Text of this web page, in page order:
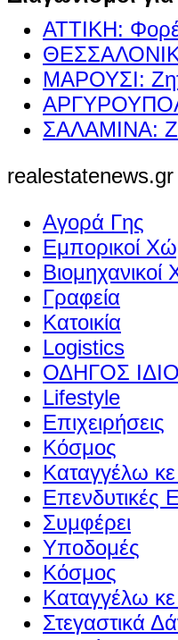
ΑΤΤΙΚΗ:
ΜΑΡΟΥΣΙ:
ΣΑΛΑΜΙΝΑ:
realestatenews.gr
Αγορά Γης
Εμπορικοί
Βιομηχανικοί
Γραφεία
Κατοικία
Logistics
ΟΔΗΓΟΣ
Lifestyle
Επιχειρήσεις
Κόσμος
Καταγγέλω
Επενδυτικές
Συμφέρει
Υποδομές
Κόσμος
Καταγγέλω
Στεγαστικά